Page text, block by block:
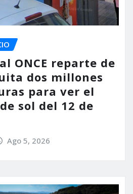
ONCE reparte de
dos millones
para ver el
sol del 12 de
Ago 5, 2026